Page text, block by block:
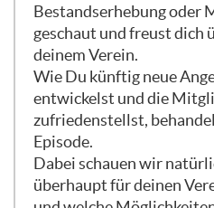
Bestandserhebung oder
geschaut und freust dich
deinem Verein.
Wie Du künftig neue
entwickelst und die
zufriedenstellst,
Episode.
Dabei schauen wir
überhaupt für deinen